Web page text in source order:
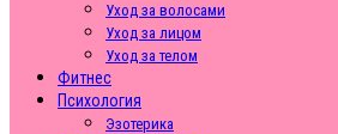
Уход за волосами
Уход за лицом
Уход за телом
Фитнес
Психология
Эзотерика